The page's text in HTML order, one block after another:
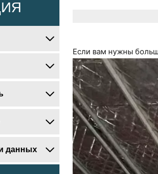




данных 
Если вам нужны